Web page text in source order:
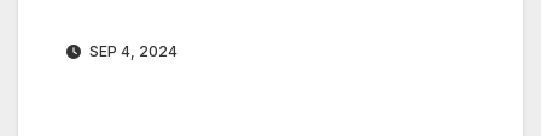
SEP 4, 2024